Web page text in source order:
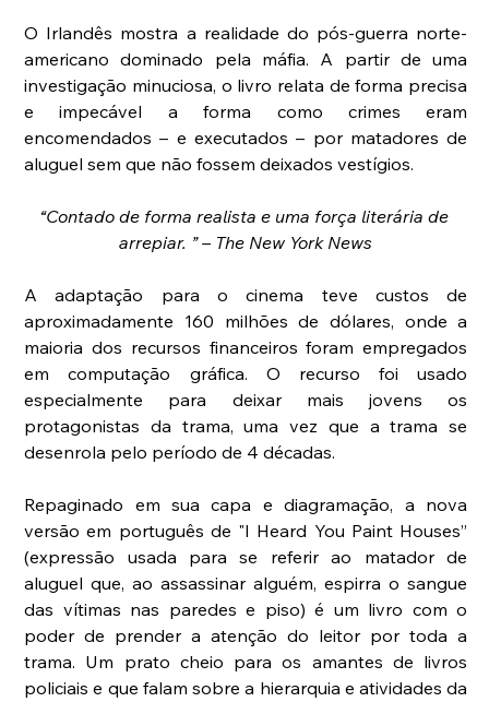
O Irlandês mostra a realidade do pós-guerra norte-
americano dominado pela máfia. A partir de uma
investigação minuciosa, o livro relata de forma precisa
e impecável a forma como crimes eram
encomendados – e executados – por matadores de
aluguel sem que não fossem deixados vestígios.
“Contado de forma realista e uma força literária de
arrepiar. ” – The New York News
A adaptação para o cinema teve custos de
aproximadamente 160 milhões de dólares, onde a
maioria dos recursos financeiros foram empregados
em computação gráfica. O recurso foi usado
especialmente para deixar mais jovens os
protagonistas da trama, uma vez que a trama se
desenrola pelo período de 4 décadas.
Repaginado em sua capa e diagramação, a nova
versão em português de "I Heard You Paint Houses”
(expressão usada para se referir ao matador de
aluguel que, ao assassinar alguém, espirra o sangue
das vítimas nas paredes e piso) é um livro com o
poder de prender a atenção do leitor por toda a
trama. Um prato cheio para os amantes de livros
policiais e que falam sobre a hierarquia e atividades da